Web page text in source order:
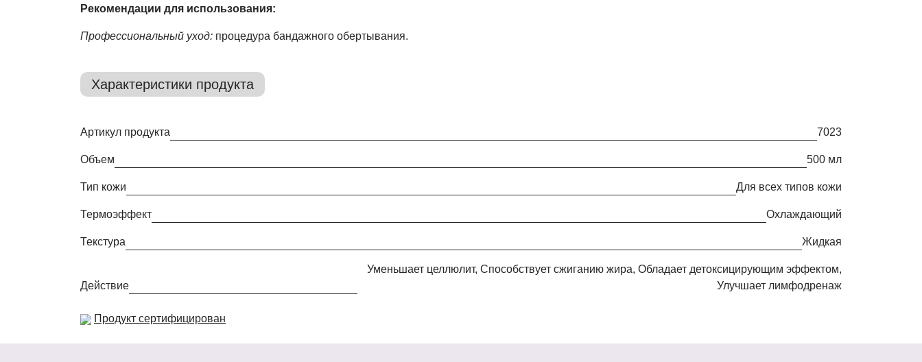
Рекомендации для использования:
Профессиональный уход: процедура бандажного обертывания.
Характеристики продукта
Артикул продукта 7023
Объем 500 мл
Тип кожи Для всех типов кожи
Термоэффект Охлаждающий
Текстура жидкая
Действие
Уменьшает целлюлит, Способствует сжиганию жира, Обладает детоксицирующим эффектом,
Улучшает лимфодренаж
Продукт сертифицирован